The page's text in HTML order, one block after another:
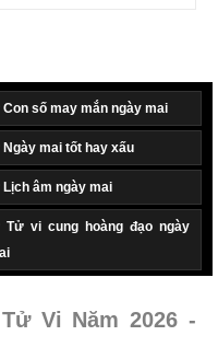
Con số may mắn ngày mai
Ngày mai tốt hay xấu
Lịch âm ngày mai
Tử vi cung hoàng đạo ngày
Vi Năm 2026 -